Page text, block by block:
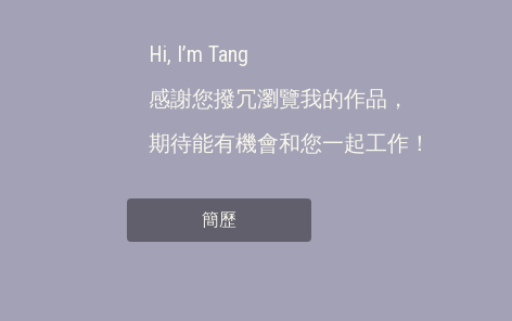
Hi, I’m Tang
感謝您撥冗瀏覽我的作品，
期待能有機會和您一起工作！
簡歷